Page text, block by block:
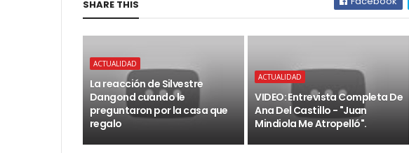
SHARE THIS
ACTUALIDAD
La reacción de Silvestre
Dangond cuando le
preguntaron por la casa que
regalo
ACTUALIDAD
VIDEO: Entrevista Completa De
Ana Del Castillo - "Juan
Mindiola Me Atropelló".